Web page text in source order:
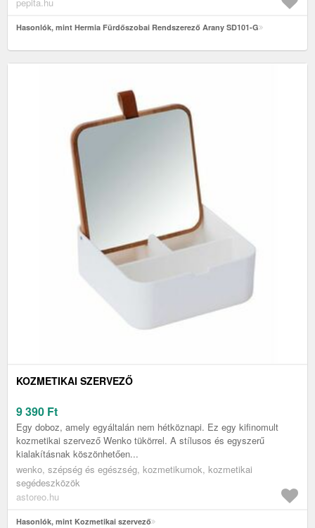
pepita.hu
Hasonlók, mint Hermia Fürdőszobai Rendszerező Arany SD101-G
KOZMETIKAI SZERVEZŐ
9 390 Ft
Egy doboz, amely egyáltalán nem hétköznapi. Ez egy kifinomult
kozmetikai szervező Wenko tükörrel. A stílusos és egyszerű
kialakításnak köszönhetően...
wenko, szépség és egészség, kozmetikumok, kozmetikai
segédeszközök
astoreo.hu
Hasonlók, mint Kozmetikai szervező